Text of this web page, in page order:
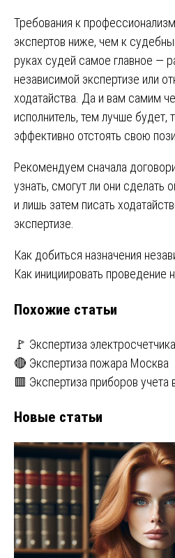
Требования к
экспертов ниже, чем к
руках судей самое главное —
независимой экспертизе или
ходатайства. Да и вам самим
исполнитель, тем лучше
эффективно отстоять свою
Рекомендуем сначала
узнать, смогут ли они
и лишь затем писать
экспертизе.
Навигация
записям
Как добиться назначения
Как инициировать проведение
Похожие статьи
🚩 Экспертиза электросчетчика
🔴 Экспертиза пожара Москва
🟥 Экспертиза приборов учета
Новые статьи